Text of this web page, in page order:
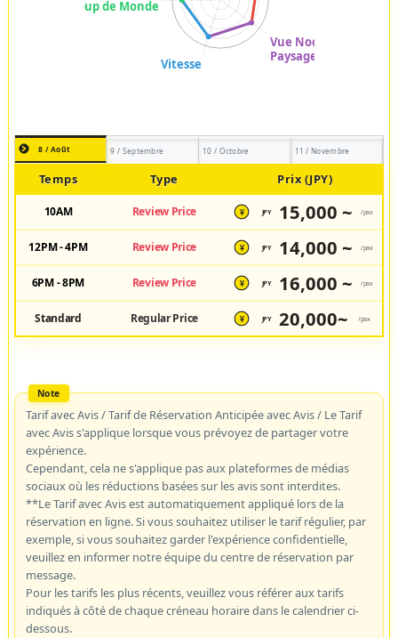
8 / Août 9 / Septembre 10 / Octobre 11 / Novembre
Temps Type Prix (JPY)
10AM Review Price ¥ JPY 15,000 ~ /pax
12PM - 4PM Review Price ¥ JPY 14,000 ~ /pax
6PM - 8PM Review Price ¥ JPY 16,000 ~ /pax
Standard Regular Price ¥ JPY 20,000~ /pax
Tarif avec Avis / Tarif de Réservation Anticipée avec Avis / Le Tarif
avec Avis s'applique lorsque vous prévoyez de partager votre
expérience.
Cependant, cela ne s'applique pas aux plateformes de médias
sociaux où les réductions basées sur les avis sont interdites.
**Le Tarif avec Avis est automatiquement appliqué lors de la
réservation en ligne. Si vous souhaitez utiliser le tarif régulier, par
exemple, si vous souhaitez garder l'expérience confidentielle,
veuillez en informer notre équipe du centre de réservation par
message.
Pour les tarifs les plus récents, veuillez vous référer aux tarifs
indiqués à côté de chaque créneau horaire dans le calendrier ci-
dessous.